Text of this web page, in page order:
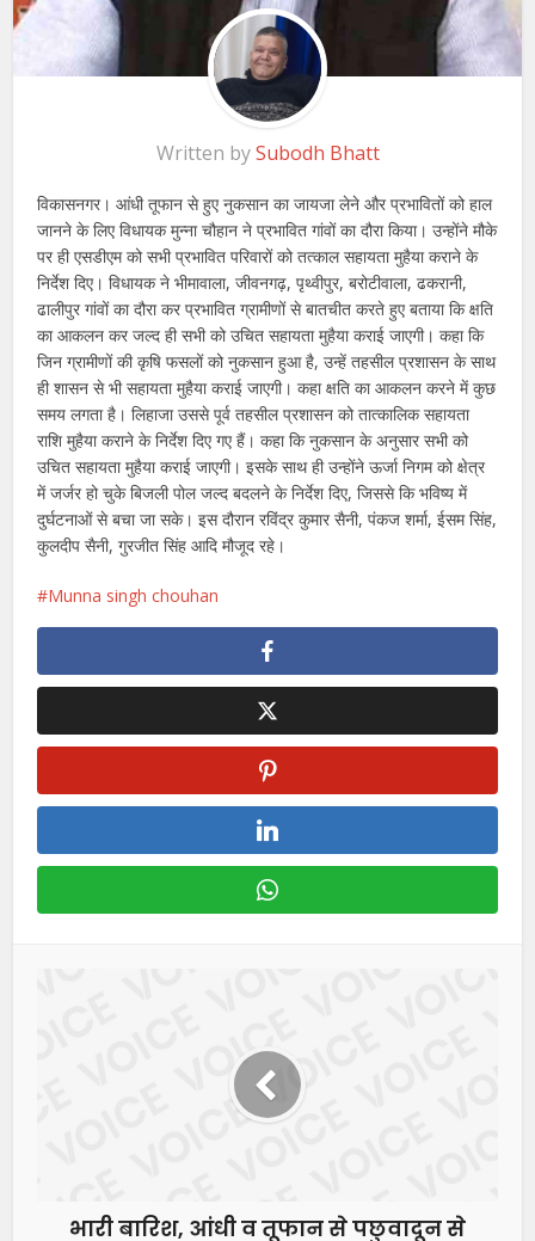
Written bySubodh Bhatt
विकासनगर। आंधी तूफान से हुए नुकसान का जायजा लेने और प्रभावितों को हाल
जानने के लिए विधायक मुन्ना चौहान ने प्रभावित गांवों का दौरा किया। उन्होंने मौके
पर ही एसडीएम को सभी प्रभावित परिवारों को तत्काल सहायता मुहैया कराने के
निर्देश दिए। विधायक ने भीमावाला, जीवनगढ़, पृथ्वीपुर, बरोटीवाला, ढकरानी,
ढालीपुर गांवों का दौरा कर प्रभावित ग्रामीणों से बातचीत करते हुए बताया कि क्षति
का आकलन कर जल्द ही सभी को उचित सहायता मुहैया कराई जाएगी। कहा कि
जिन ग्रामीणों की कृषि फसलों को नुकसान हुआ है, उन्हें तहसील प्रशासन के साथ
ही शासन से भी सहायता मुहैया कराई जाएगी। कहा क्षति का आकलन करने में कुछ
समय लगता है। लिहाजा उससे पूर्व तहसील प्रशासन को तात्कालिक सहायता
राशि मुहैया कराने के निर्देश दिए गए हैं। कहा कि नुकसान के अनुसार सभी को
उचित सहायता मुहैया कराई जाएगी। इसके साथ ही उन्होंने ऊर्जा निगम को क्षेत्र
में जर्जर हो चुके बिजली पोल जल्द बदलने के निर्देश दिए, जिससे कि भविष्य में
दुर्घटनाओं से बचा जा सके। इस दौरान रविंद्र कुमार सैनी, पंकज शर्मा, ईसम सिंह,
कुलदीप सैनी, गुरजीत सिंह आदि मौजूद रहे।
Munna singh chouhan
भारी बारिश, आंधी व तूफान से पछुवादून से